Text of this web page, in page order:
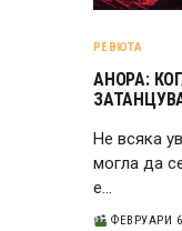
РЕВЮТА
АНОРА:
Не всяка
могла да
е…
ФЕВРУАРИ